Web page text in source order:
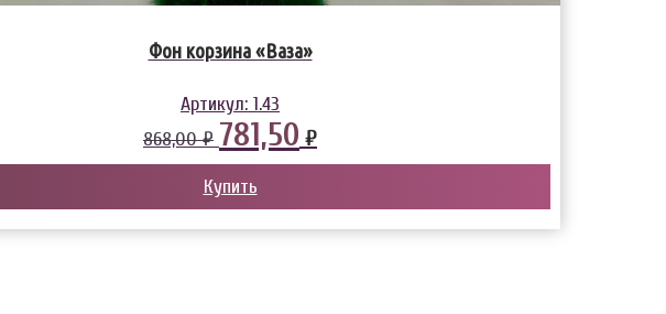
Фон корзина «Ваза»
Артикул: 1.43
868,00 ₽ 781,50 ₽
Купить